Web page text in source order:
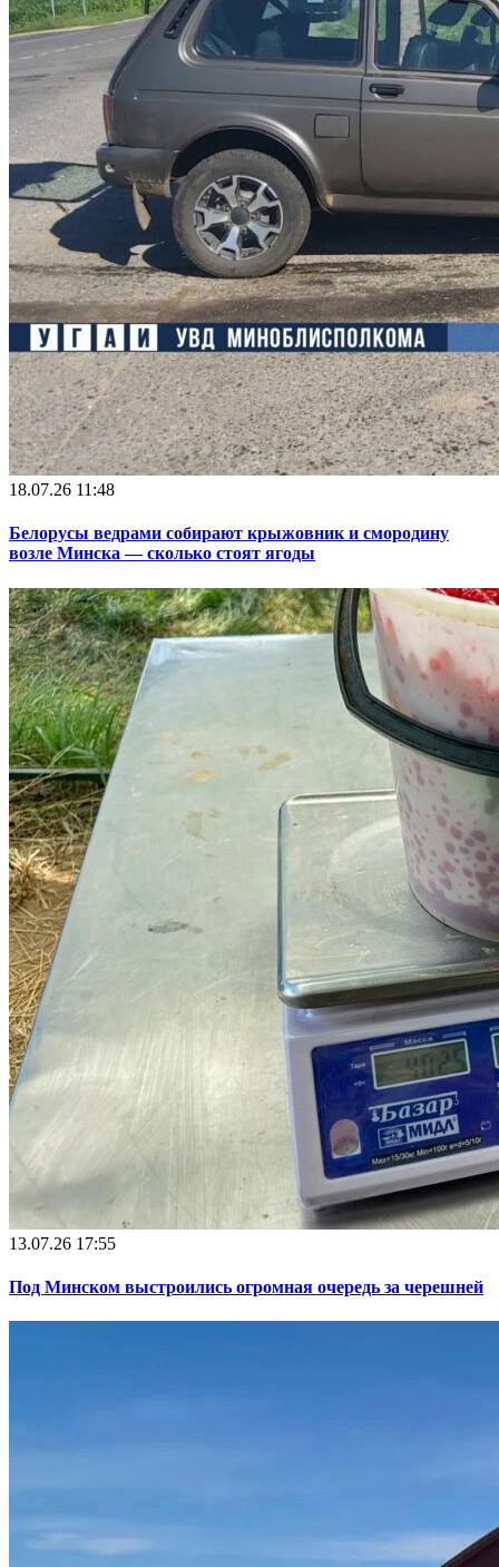
18.07.26 11:48
Белорусы ведрами собирают крыжовник и смородину
возле Минска — сколько стоят ягоды
13.07.26 17:55
Под Минском выстроились огромная очередь за черешней